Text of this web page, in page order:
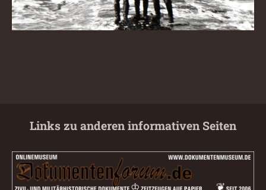
Links zu anderen informativen Seiten